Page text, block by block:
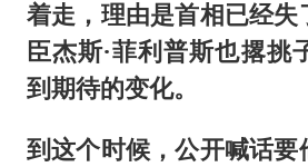
着走，理由是首相已经
臣杰斯·菲利普斯也撂挑
到期待的变化。
到这个时候，公开喊话